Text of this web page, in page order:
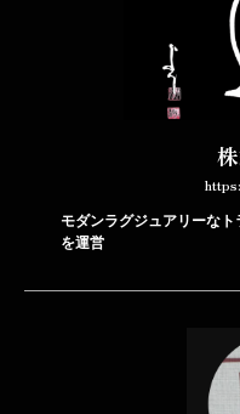
モダンラグジュアリーな
を運営